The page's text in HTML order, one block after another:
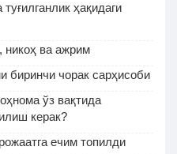
ҳақидаги
никоҳ ва ажрим
чорак сарҳисоби
ўз вақтида
керак?
ечим топилди